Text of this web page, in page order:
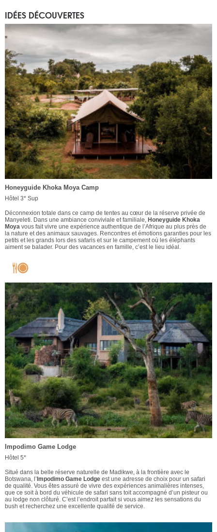
IDÉES DÉCOUVERTES
Honeyguide Khoka Moya Camp
Hôtel 3* Sup
Déconnexion totale dans ce camp de tentes au cœur de la réserve privée de
Manyeleti. Dans une ambiance conviviale et familiale, Honeyguide Khoka
Moya vous fait vivre une expérience authentique de l’Afrique au plus près de
la nature et des animaux sauvages. Rencontres et émotions garanties pour les
petits et les grands lors des safaris et sur le campement où les éléphants
aiment se balader. Pour des vacances en famille, c’est le lieu idéal.
Impodimo Game Lodge
Hôtel 5*
Situé dans la belle réserve naturelle de Madikwe, à la frontière avec le
Botswana, l’ Impodimo Game Lodge est une adresse de choix pour un safari
de qualité. Vous êtes assuré de vivre des expériences animalières intenses,
que ce soit à bord du véhicule de safari sans toit accompagné d’un pisteur ou
au lodge non clôturé. C’est l’endroit parfait si vous aimez les sensations du
bush et recherchez une excellente qualité de service.